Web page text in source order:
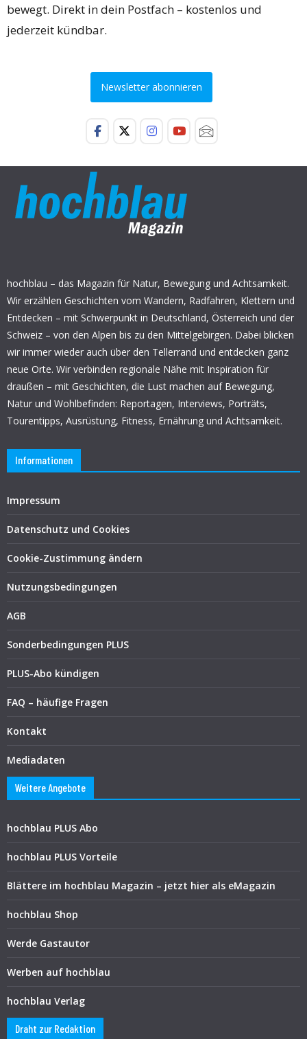
bewegt. Direkt in dein Postfach – kostenlos und
jederzeit kündbar.
Newsletter abonnieren
hochblau – das Magazin für Natur, Bewegung und Achtsamkeit.
Wir erzählen Geschichten vom Wandern, Radfahren, Klettern und
Entdecken – mit Schwerpunkt in Deutschland, Österreich und der
Schweiz – von den Alpen bis zu den Mittelgebirgen. Dabei blicken
wir immer wieder auch über den Tellerrand und entdecken ganz
neue Orte. Wir verbinden regionale Nähe mit Inspiration für
draußen – mit Geschichten, die Lust machen auf Bewegung,
Natur und Wohlbefinden: Reportagen, Interviews, Porträts,
Tourentipps, Ausrüstung, Fitness, Ernährung und Achtsamkeit.
Informationen
Impressum
Datenschutz und Cookies
Cookie-Zustimmung ändern
Nutzungsbedingungen
AGB
Sonderbedingungen PLUS
PLUS-Abo kündigen
FAQ – häufige Fragen
Kontakt
Mediadaten
Weitere Angebote
hochblau PLUS Abo
hochblau PLUS Vorteile
Blättere im hochblau Magazin – jetzt hier als eMagazin
hochblau Shop
Werde Gastautor
Werben auf hochblau
hochblau Verlag
Draht zur Redaktion